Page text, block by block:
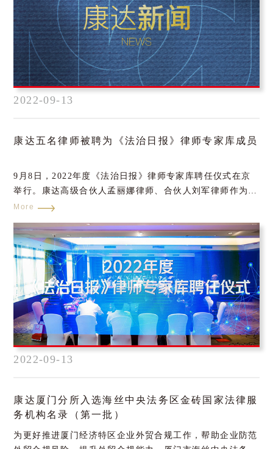
2022-09-13
康达五名律师被聘为《法治日报》律师专家库成员
9月8日，2022年度《法治日报》律师专家库聘任仪式在京
举行。康达高级合伙人孟丽娜律师、合伙人刘军律师作为受
聘专家代表参加了本次会议。
More
2022-09-13
康达厦门分所入选海丝中央法务区金砖国家法律服
务机构名录（第一批）
为更好推进厦门经济特区企业外贸合规工作，帮助企业防范